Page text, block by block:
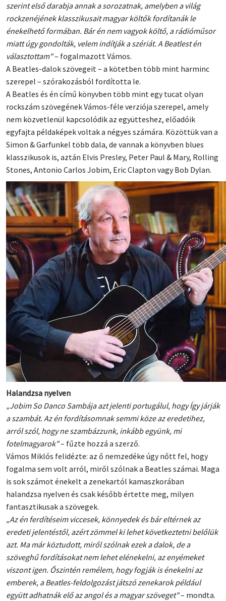
szerint első darabja annak a sorozatnak, amelyben a világ
rockzenéjének klasszikusait magyar költők fordítanák le
énekelhető formában. Bár én nem vagyok költő, a rádióműsor
miatt úgy gondolták, velem indítják a szériát. A Beatlest én
választottam"– fogalmazott Vámos.
A Beatles-dalok szövegeit – a kötetben több mint harminc
szerepel – szórakozásból fordította le.
A Beatles és én című könyvben több mint egy tucat olyan
rockszám szövegének Vámos-féle verziója szerepel, amely
nem közvetlenül kapcsolódik az együtteshez, előadóik
egyfajta példaképek voltak a négyes számára. Közöttük van a
Simon & Garfunkel több dala, de vannak a könyvben blues
klasszikusok is, aztán Elvis Presley, Peter Paul & Mary, Rolling
Stones, Antonio Carlos Jobim, Eric Clapton vagy Bob Dylan.
Halandzsa nyelven
„Jobim So Danco Sambája azt jelenti portugálul, hogy Így járják
a szambát. Az én fordításomnak semmi köze az eredetihez,
arról szól, hogy ne szambázzunk, inkább együnk, mi
fotelmagyarok"– fűzte hozzá a szerző.
Vámos Miklós felidézte: az ő nemzedéke úgy nőtt fel, hogy
fogalma sem volt arról, miről szólnak a Beatles számai. Maga
is sok számot énekelt a zenekartól kamaszkorában
halandzsa nyelven és csak később értette meg, milyen
fantasztikusak a szövegek.
„Az én ferdítéseim viccesek, könnyedek és bár eltérnek az
eredeti jelentéstől, azért zömmel ki lehet következtetni belőlük
azt. Ma már köztudott, miről szólnak ezek a dalok, de a
szöveghű fordításokat nem lehet elénekelni, az enyémeket
viszont igen. Őszintén remélem, hogy fogják is énekelni az
emberek, a Beatles-feldolgozást játszó zenekarok például
együtt adhatnák elő az angol és a magyar szöveget"– mondta.